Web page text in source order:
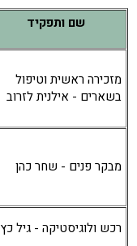
שם ותפקיד
מזכירה ראשית וטיפול
בשארים - אילנית לזרוב
מבקר פנים - שחר כהן
רכש ולוגיסטיקה - גיל כץ